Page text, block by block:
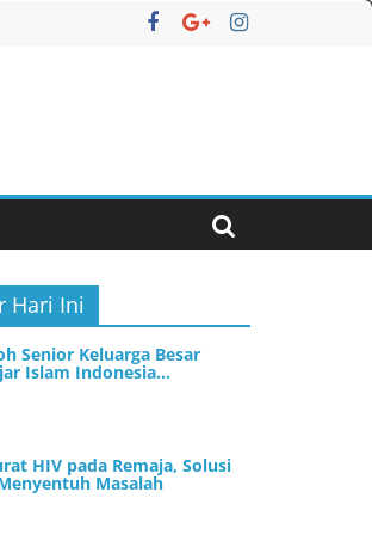
Hari Ini
Senior Keluarga Besar
Islam Indonesia…
HIV pada Remaja, Solusi
Masalah